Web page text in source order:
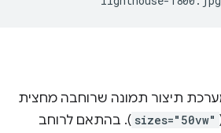
תיצור תמונה שרוחבה מחצית
). בהתאם לרוחב